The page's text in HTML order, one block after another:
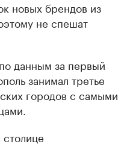
новых брендов из
не спешат
данным за первый
занимал третье
городов с самыми